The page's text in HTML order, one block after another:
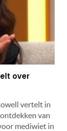
over
vertelt in
van
mediwiet in